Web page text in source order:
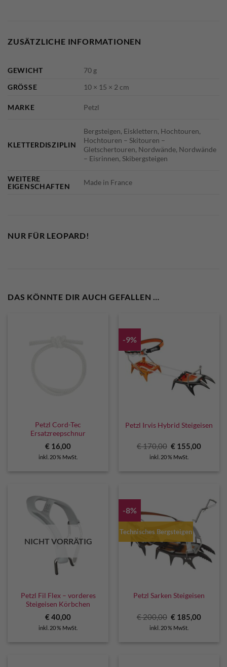
ZUSÄTZLICHE INFORMATIONEN
GEWICHT
70 g
GRÖSSE
10 × 15 × 2 cm
MARKE Petzl
KLETTERDISZIPLIN
Bergsteigen, Eisklettern, Hochtouren,
Hochtouren – Skitouren –
Gletschertouren, Nordwände, Nordwände
– Eisrinnen, Skibergsteigen
WEITERE
EIGENSCHAFTEN
Made in France
NUR FÜR LEOPARD!
DAS KÖNNTE DIR AUCH GEFALLEN …
Petzl Cord-Tec
Ersatzreepschnur
€ 16,00
inkl. 20 % MwSt.
-9%
Petzl Irvis Hybrid Steigeisen
€170,00 Ursprünglicher
war:
€ 155,00
inkl. 20 % MwSt.
NICHT VORRÄTIG
Petzl Fil Flex – vorderes
Steigeisen Körbchen
€40,00
inkl. 20 % MwSt.
-8%
Technisches Bergsteigen
Petzl Sarken Steigeisen
€200,00 Ursprünglicher
war:
€ 185,00
inkl. 20 % MwSt.